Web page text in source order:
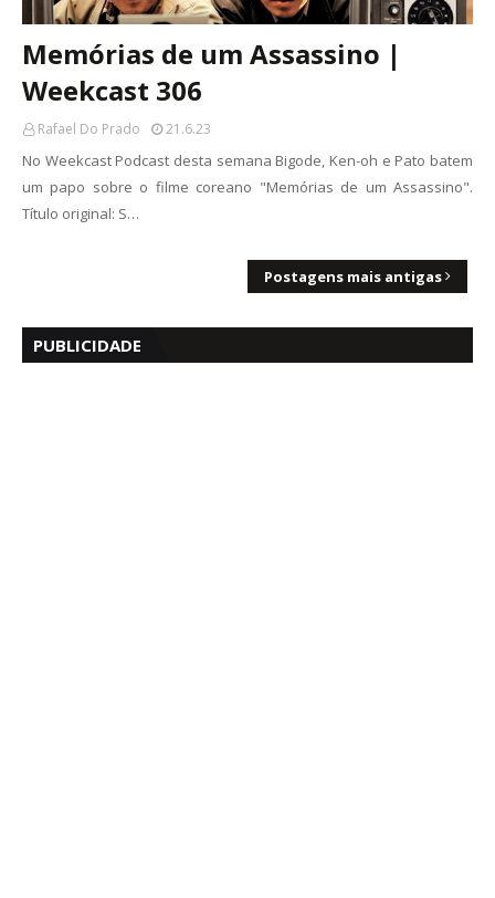
Memórias de um Assassino |
Weekcast 306
Rafael Do Prado 21.6.23
No Weekcast Podcast desta semana Bigode, Ken-oh e Pato batem
um papo sobre o filme coreano "Memórias de um Assassino".
Título original: S…
Postagens mais antigas
PUBLICIDADE